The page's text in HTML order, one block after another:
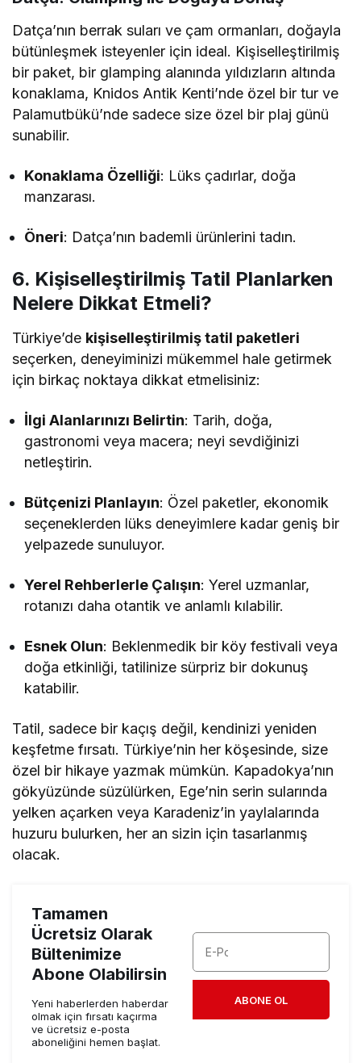
Datça’nın berrak suları ve çam ormanları, doğayla
bütünleşmek isteyenler için ideal. Kişiselleştirilmiş
bir paket, bir glamping alanında yıldızların altında
konaklama, Knidos Antik Kenti’nde özel bir tur ve
Palamutbükü’nde sadece size özel bir plaj günü
sunabilir.
Konaklama Özelliği: Lüks çadırlar, doğa
manzarası.
Öneri: Datça’nın bademli ürünlerini tadın.
6. Kişiselleştirilmiş Tatil Planlarken
Nelere Dikkat Etmeli?
Türkiye’de kişiselleştirilmiş tatil paketleri
seçerken, deneyiminizi mükemmel hale getirmek
için birkaç noktaya dikkat etmelisiniz:
İlgi Alanlarınızı Belirtin: Tarih, doğa,
gastronomi veya macera; neyi sevdiğinizi
netleştirin.
Bütçenizi Planlayın: Özel paketler, ekonomik
seçeneklerden lüks deneyimlere kadar geniş bir
yelpazede sunuluyor.
Yerel Rehberlerle Çalışın: Yerel uzmanlar,
rotanızı daha otantik ve anlamlı kılabilir.
Esnek Olun: Beklenmedik bir köy festivali veya
doğa etkinliği, tatilinize sürpriz bir dokunuş
katabilir.
Tatil, sadece bir kaçış değil, kendinizi yeniden
keşfetme fırsatı. Türkiye’nin her köşesinde, size
özel bir hikaye yazmak mümkün. Kapadokya’nın
gökyüzünde süzülürken, Ege’nin serin sularında
yelken açarken veya Karadeniz’in yaylalarında
huzuru bulurken, her an sizin için tasarlanmış
olacak.
Tamamen
Ücretsiz Olarak
Bültenimize
Abone Olabilirsin
Yeni haberlerden haberdar
olmak için fırsatı kaçırma
ve ücretsiz e-posta
aboneliğini hemen başlat.
ABONE OL